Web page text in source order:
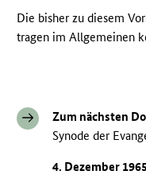
Die bisher zu diesem
tragen im Allgemeinen
Zum nächsten
Synode der
4. Dezember 1965